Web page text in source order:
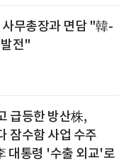
무총장과 면담 "韓-
전"
급등한 방산株,
잠수함 사업 수주
대통령 '수출 외교'로